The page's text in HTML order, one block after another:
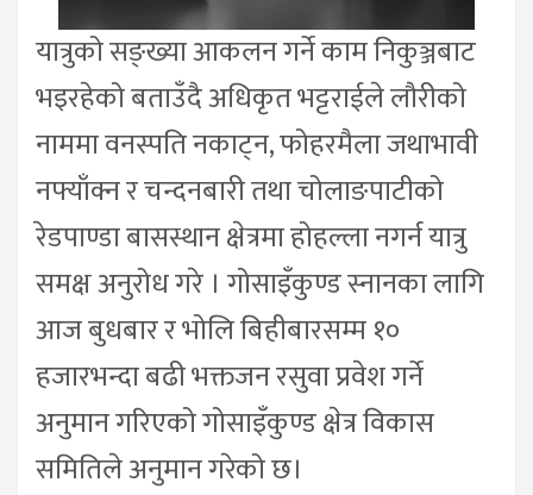
यात्रुको सङ्ख्या आकलन गर्ने काम निकुञ्जबाट
भइरहेको बताउँदै अधिकृत भट्टराईले लौरीको
नाममा वनस्पति नकाट्न, फोहरमैला जथाभावी
नफ्याँक्न र चन्दनबारी तथा चोलाङपाटीको
रेडपाण्डा बासस्थान क्षेत्रमा होहल्ला नगर्न यात्रु
समक्ष अनुरोध गरे । गोसाइँकुण्ड स्नानका लागि
आज बुधबार र भोलि बिहीबारसम्म १०
हजारभन्दा बढी भक्तजन रसुवा प्रवेश गर्ने
अनुमान गरिएको गोसाइँकुण्ड क्षेत्र विकास
समितिले अनुमान गरेको छ।